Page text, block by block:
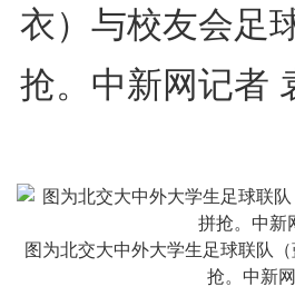
衣）与校友会足
抢。中新网记
图为北交大中外大学生足球联队
抢。中新